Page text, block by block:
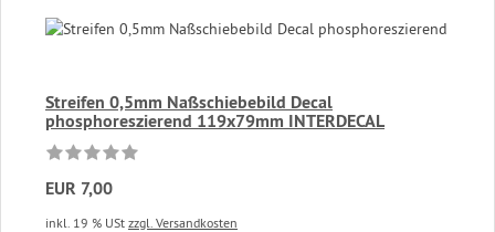
Streifen 0,5mm Naßschiebebild Decal
phosphoreszierend 119x79mm INTERDECAL
EUR 7,00
inkl. 19 % USt zzgl. Versandkosten